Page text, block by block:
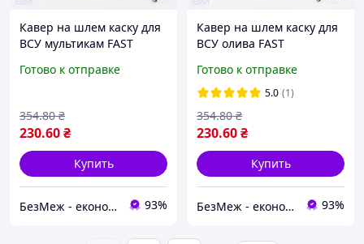
Кавер на шлем каску для
ВСУ мультикам FAST
шлем каску кавер для
BM1
Готово к отправке
230.60₴
354.80 ₴
Купить
БезМеж - економія поруч! 93%
Кавер на шлем каску для
ВСУ олива FAST
шлем каску кавер чехол
для баллистического шле
BM1
Готово к отправке
5.0 (1)
230.60₴
354.80 ₴
Купить
БезМеж - економія поруч! 93%